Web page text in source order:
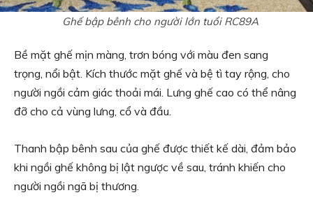
Ghế bập bênh cho người lớn tuổi RC89A
Bề mặt ghế mịn màng, trơn bóng với màu đen sang
trọng, nổi bật. Kích thước mặt ghế và bệ tì tay rộng, cho
người ngồi cảm giác thoải mái. Lưng ghế cao có thể nâng
đỡ cho cả vùng lưng, cổ và đầu.
Thanh bập bênh sau của ghế được thiết kế dài, đảm bảo
khi ngồi ghế không bị lật ngược về sau, tránh khiến cho
người ngồi ngã bị thương.